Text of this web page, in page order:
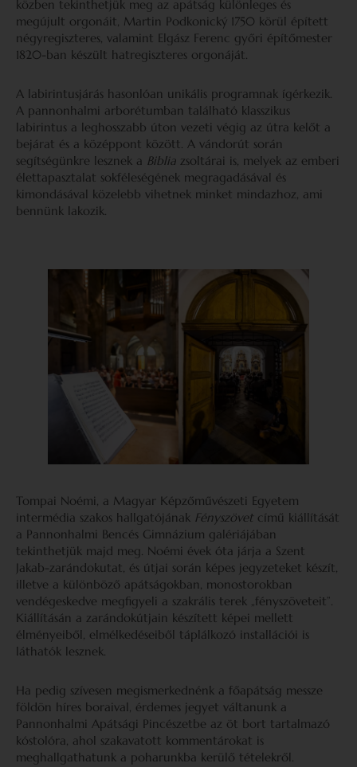
közben tekinthetjük meg az apátság különleges és
megújult orgonáit, Martin Podkonický 1750 körül épített
négyregiszteres, valamint Elgász Ferenc győri építőmester
1820-ban készült hatregiszteres orgonáját.
A labirintusjárás hasonlóan unikális programnak ígérkezik.
A pannonhalmi arborétumban található klasszikus
labirintus a leghosszabb úton vezeti végig az útra kelőt a
bejárat és a középpont között. A vándorút során
segítségünkre lesznek a Biblia zsoltárai is, melyek az emberi
élettapasztalat sokféleségének megragadásával és
kimondásával közelebb vihetnek minket mindazhoz, ami
bennünk lakozik.
Tompai Noémi, a Magyar Képzőművészeti Egyetem
intermédia szakos hallgatójának Fényszövet című kiállítását
a Pannonhalmi Bencés Gimnázium galériájában
tekinthetjük majd meg. Noémi évek óta járja a Szent
Jakab-zarándokutat, és útjai során képes jegyzeteket készít,
illetve a különböző apátságokban, monostorokban
vendégeskedve megfigyeli a szakrális terek „fényszöveteit”.
Kiállításán a zarándokútjain készített képei mellett
élményeiből, elmélkedéseiből táplálkozó installációi is
láthatók lesznek.
Ha pedig szívesen megismerkednénk a főapátság messze
földön híres boraival, érdemes jegyet váltanunk a
Pannonhalmi Apátsági Pincészetbe az öt bort tartalmazó
kóstolóra, ahol szakavatott kommentárokat is
meghallgathatunk a poharunkba kerülő tételekről.